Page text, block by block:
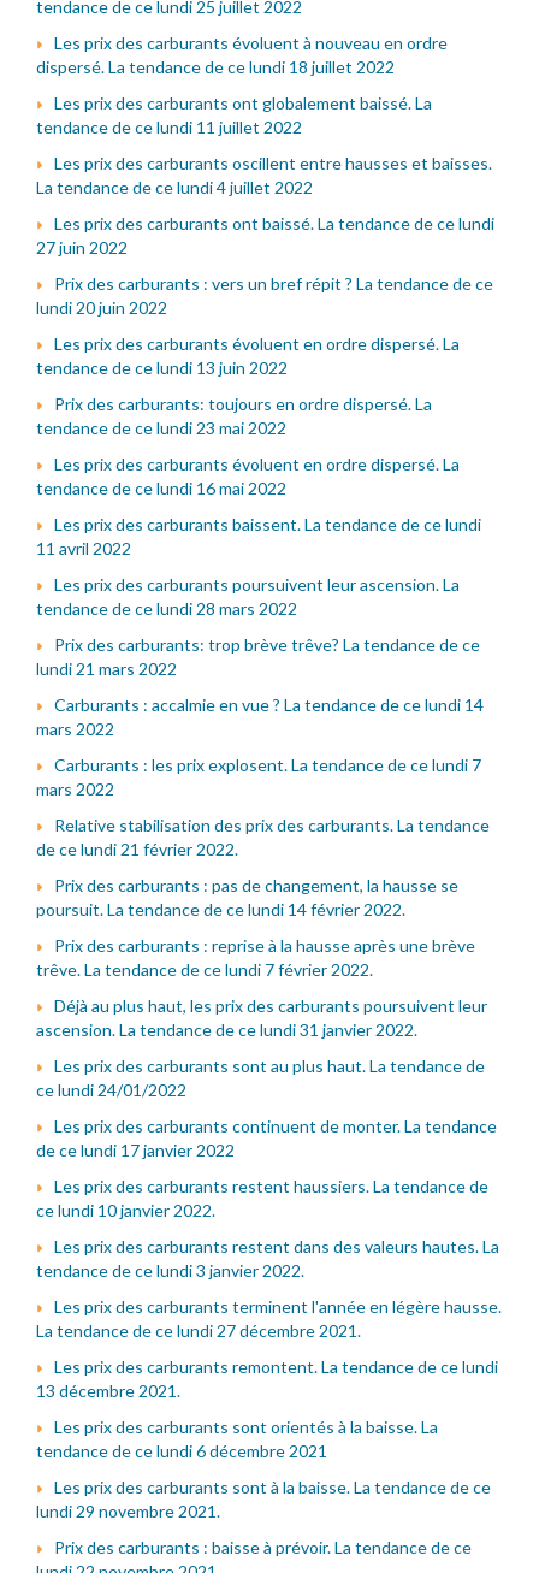
tendance de ce lundi 25 juillet 2022
Les prix des carburants évoluent à nouveau en ordre
dispersé. La tendance de ce lundi 18 juillet 2022
Les prix des carburants ont globalement baissé. La
tendance de ce lundi 11 juillet 2022
Les prix des carburants oscillent entre hausses et baisses.
La tendance de ce lundi 4 juillet 2022
Les prix des carburants ont baissé. La tendance de ce lundi
27 juin 2022
Prix des carburants : vers un bref répit ? La tendance de ce
lundi 20 juin 2022
Les prix des carburants évoluent en ordre dispersé. La
tendance de ce lundi 13 juin 2022
Prix des carburants: toujours en ordre dispersé. La
tendance de ce lundi 23 mai 2022
Les prix des carburants évoluent en ordre dispersé. La
tendance de ce lundi 16 mai 2022
Les prix des carburants baissent. La tendance de ce lundi
11 avril 2022
Les prix des carburants poursuivent leur ascension. La
tendance de ce lundi 28 mars 2022
Prix des carburants: trop brève trêve? La tendance de ce
lundi 21 mars 2022
Carburants : accalmie en vue ? La tendance de ce lundi 14
mars 2022
Carburants : les prix explosent. La tendance de ce lundi 7
mars 2022
Relative stabilisation des prix des carburants. La tendance
de ce lundi 21 février 2022.
Prix des carburants : pas de changement, la hausse se
poursuit. La tendance de ce lundi 14 février 2022.
Prix des carburants : reprise à la hausse après une brève
trêve. La tendance de ce lundi 7 février 2022.
Déjà au plus haut, les prix des carburants poursuivent leur
ascension. La tendance de ce lundi 31 janvier 2022.
Les prix des carburants sont au plus haut. La tendance de
ce lundi 24/01/2022
Les prix des carburants continuent de monter. La tendance
de ce lundi 17 janvier 2022
Les prix des carburants restent haussiers. La tendance de
ce lundi 10 janvier 2022.
Les prix des carburants restent dans des valeurs hautes. La
tendance de ce lundi 3 janvier 2022.
Les prix des carburants terminent l'année en légère hausse.
La tendance de ce lundi 27 décembre 2021.
Les prix des carburants remontent. La tendance de ce lundi
13 décembre 2021.
Les prix des carburants sont orientés à la baisse. La
tendance de ce lundi 6 décembre 2021
Les prix des carburants sont à la baisse. La tendance de ce
lundi 29 novembre 2021.
Prix des carburants : baisse à prévoir. La tendance de ce